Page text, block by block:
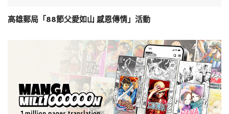
高雄郵局「88節父愛如山 感恩傳情」活動